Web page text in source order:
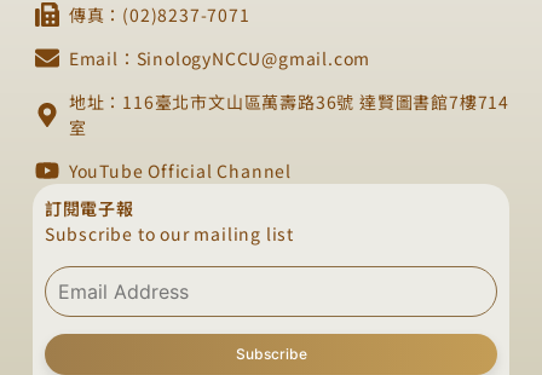
傳真：(02)8237-7071
Email：SinologyNCCU@gmail.com
地址：116臺北市文山區萬壽路36號 達賢圖書館7樓714
室
YouTube Official Channel
訂閱電子報
Subscribe to our mailing list
Subscribe